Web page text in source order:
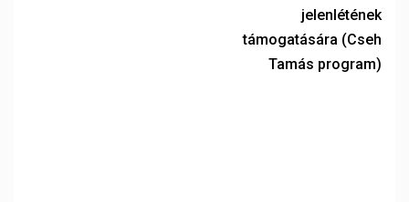
jelenlétének
támogatására (Cseh
Tamás program)